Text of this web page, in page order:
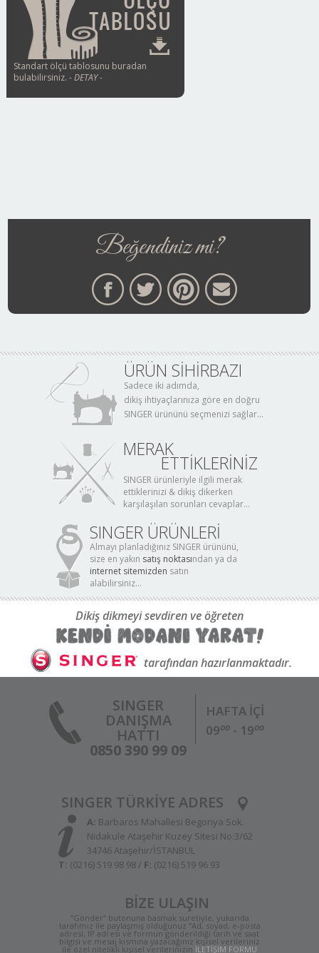
Standart ölçü tablosunu buradan
bulabilirsiniz. - DETAY -
Beğendiniz mi?
ÜRÜN SİHİRBAZI
Sadece iki adımda,
dikiş ihtiyaçlarınıza göre en doğru
SINGER ürününü seçmenizi sağlar...
MERAK
ETTİKLERİNİZ
SINGER ürünleriyle ilgili merak
ettiklerinizi & dikiş dikerken
karşılaşılan sorunları cevaplar...
SINGER ÜRÜNLERİ
Almayı planladığınız SINGER ürününü,
size en yakın satış noktasından ya da
internet sitemizden satın
alabilirsiniz...
Dikiş dikmeyi sevdiren ve öğreten
tarafından hazırlanmaktadır.
SINGER
DANIŞMA
HATTI
0850 390 99 09
HAFTA İÇİ
09oo- 19oo
SINGER TÜRKİYE ADRES
A: Barbaros Mahallesi Begonya Sok.
Nidakule Ataşehir Kuzey Sitesi No:3/62
34746 Ataşehir/İSTANBUL
T: (0216) 519 98 98 / F: (0216) 519 96 93
BİZE ULAŞIN
“Gönder” butonuna basmak suretiyle, yukarıda
tarafımız ile paylaşmış olduğunuz “Ad, soyad, e-posta
adresi, IP adresi ve formun gönderildiği tarih ve saat
bilgisi ve mesaj kısmına yazacağınız kişisel verileriniz
ile özel nitelikli kişisel verilerinizin İLETİŞİM FORMU